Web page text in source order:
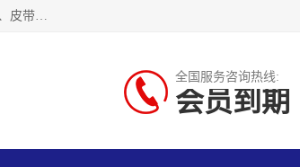
湖北杭荣电气有限公司是一家主要从事生产接近开关、光电开关，霍尔开关、两级跑偏开关、双向拉绳开关、速度监测器、皮带打滑开关、阻旋式料位开关、皮带纵向撕裂开关、溜槽堵塞开关、声光报警器、矿用磁性井筒开关等，主营行业：电气设备、仪器仪表制造, 高低压电器，成套电气设备，矿用防爆机电设备，皮带机综合保护系统，防爆电器，传感器，工矿配件，电器配件，自动化工业机器人的研发，制造，加工销售。
全国服务咨询热线:
会员到期